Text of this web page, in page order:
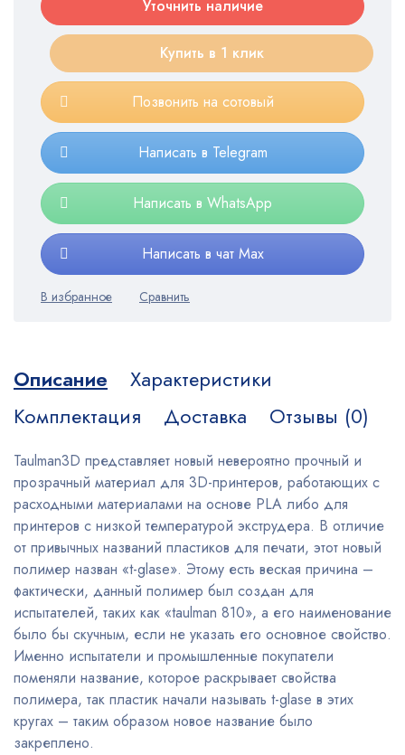
Уточнить наличие
Купить в 1 клик
Позвонить на сотовый
Написать в Telegram
Написать в WhatsApp
Написать в чат Max
Описание
Характеристики
Комплектация
Доставка Отзывы (0)
Taulman3D представляет новый невероятно прочный и
прозрачный материал для 3D-принтеров, работающих с
расходными материалами на основе PLA либо для
принтеров с низкой температурой экструдера. В отличие
от привычных названий пластиков для печати, этот новый
полимер назван «t-glase». Этому есть веская причина –
фактически, данный полимер был создан для
испытателей, таких как «taulman 810», а его наименование
было бы скучным, если не указать его основное свойство.
Именно испытатели и промышленные покупатели
поменяли название, которое раскрывает свойства
полимера, так пластик начали называть t-glase в этих
кругах – таким образом новое название было
закреплено.